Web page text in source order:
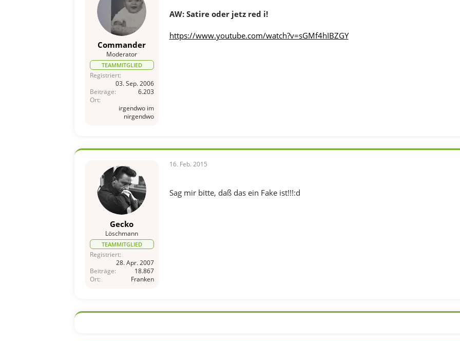
Commander
Moderator
TEAMMITGLIED
Registriert
03. Sep. 2006
Beiträge
6.203
Ort
irgendwo im
nirgendwo
AW: Satire oder jetz red i!
https://www.youtube.com/watch?v=sGMf4hIBZGY
Gecko
Löschmann
TEAMMITGLIED
Registriert
28. Apr. 2007
Beiträge
18.867
Ort
Franken
16. Feb. 2015
Sag mir bitte, daß das ein Fake ist!!!:d